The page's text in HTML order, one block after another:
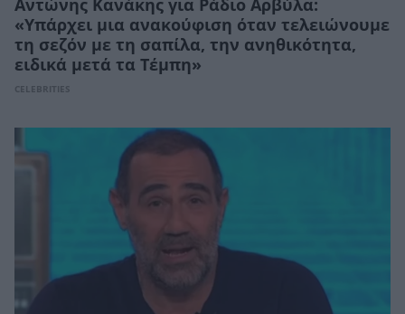
Αντώνης Κανάκης για Ράδιο Αρβύλα:
«Yπάρχει μια ανακούφιση όταν τελειώνουμε
τη σεζόν με τη σαπίλα, την ανηθικότητα,
ειδικά μετά τα Τέμπη»
CELEBRITIES